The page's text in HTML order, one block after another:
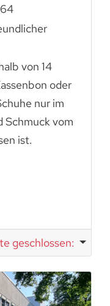
von 14
oder
nur im
Schmuck vom
ist.
geschlossen: